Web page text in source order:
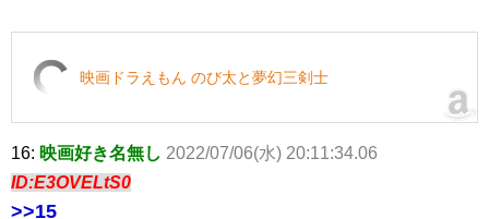
映画ドラえもん のび太と夢幻三剣士
16: 映画好き名無し 2022/07/06(水) 20:11:34.06
ID:E3OVELtS0
>>15